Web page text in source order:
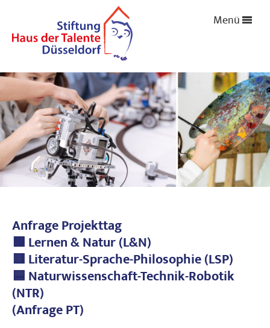
Menü
Anfrage Projekttag
🟩 Lernen & Natur (L&N)
🟥 Literatur-Sprache-Philosophie (LSP)
🟦 Naturwissenschaft-Technik-Robotik
(NTR)
(Anfrage PT)